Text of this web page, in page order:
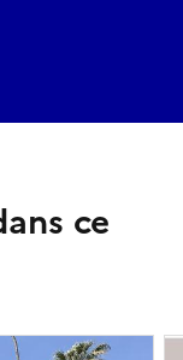
ce